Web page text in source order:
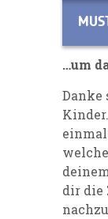
…um
Danke
dir die